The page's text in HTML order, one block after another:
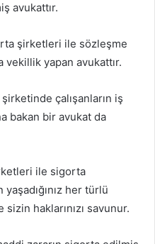
avukattır.
şirketleri ile sözleşme
vekillik yapan avukattır.
çalışanların iş
bakan bir avukat da
ile sigorta
her türlü
haklarınızı savunur.